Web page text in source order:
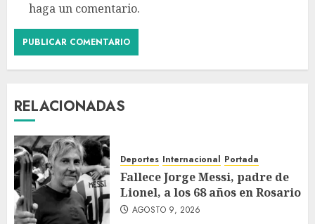
haga un comentario.
RELACIONADAS
Deportes Internacional Portada
Fallece Jorge Messi, padre de
Lionel, a los 68 años en Rosario
AGOSTO 9, 2026